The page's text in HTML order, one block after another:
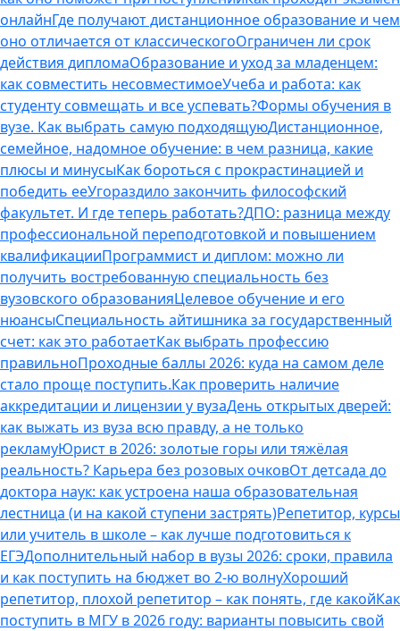
онлайнГде получают дистанционное образование и чем
оно отличается от классическогоОграничен ли срок
действия дипломаОбразование и уход за младенцем:
как совместить несовместимоеУчеба и работа: как
студенту совмещать и все успевать?Формы обучения в
вузе. Как выбрать самую подходящуюДистанционное,
семейное, надомное обучение: в чем разница, какие
плюсы и минусыКак бороться с прокрастинацией и
победить ееУгораздило закончить философский
факультет. И где теперь работать?ДПО: разница между
профессиональной переподготовкой и повышением
квалификацииПрограммист и диплом: можно ли
получить востребованную специальность без
вузовского образованияЦелевое обучение и его
нюансыСпециальность айтишника за государственный
счет: как это работаетКак выбрать профессию
правильноПроходные баллы 2026: куда на самом деле
стало проще поступить.Как проверить наличие
аккредитации и лицензии у вузаДень открытых дверей:
как выжать из вуза всю правду, а не только
рекламуЮрист в 2026: золотые горы или тяжёлая
реальность? Карьера без розовых очковОт детсада до
доктора наук: как устроена наша образовательная
лестница (и на какой ступени застрять)Репетитор, курсы
или учитель в школе – как лучше подготовиться к
ЕГЭДополнительный набор в вузы 2026: сроки, правила
и как поступить на бюджет во 2‑ю волнуХороший
репетитор, плохой репетитор – как понять, где какойКак
поступить в МГУ в 2026 году: варианты повысить свой